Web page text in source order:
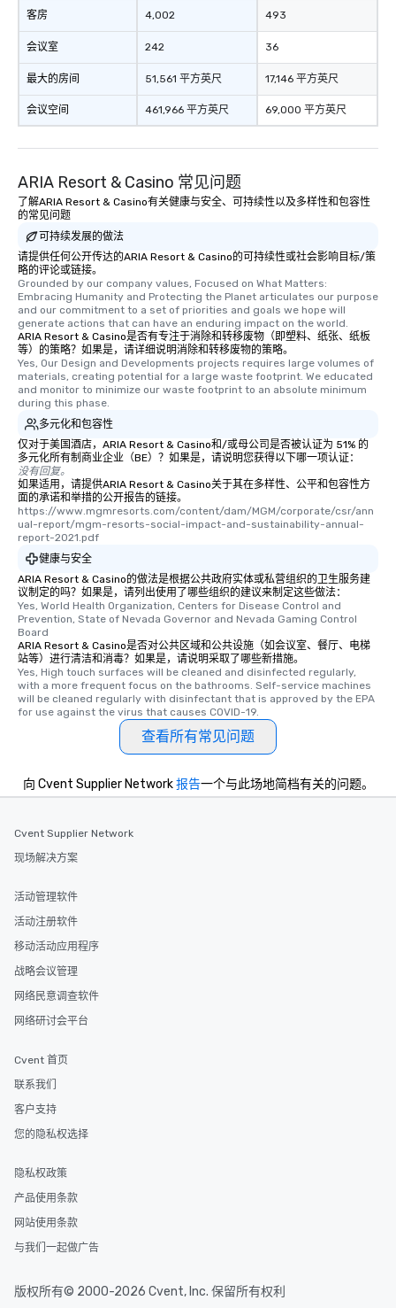
客房
会议室
最大的房间
会议空间
4,002
242
51,561 平方英尺
461,966 平方英尺
493
36
17,146 平方英尺
69,000 平方英尺
ARIA Resort & Casino 常见问题
了解ARIA Resort & Casino有关健康与安全、可持续性以及多样性和包容性
的常见问题
可持续发展的做法
请提供任何公开传达的ARIA Resort & Casino的可持续性或社会影响目标/策
略的评论或链接。
Grounded by our company values, Focused on What Matters:
Embracing Humanity and Protecting the Planet articulates our purpose
and our commitment to a set of priorities and goals we hope will
generate actions that can have an enduring impact on the world.
ARIA Resort & Casino是否有专注于消除和转移废物（即塑料、纸张、纸板
等）的策略？如果是，请详细说明消除和转移废物的策略。
Yes, Our Design and Developments projects requires large volumes of
materials, creating potential for a large waste footprint. We educated
and monitor to minimize our waste footprint to an absolute minimum
during this phase.
多元化和包容性
仅对于美国酒店，ARIA Resort & Casino和/或母公司是否被认证为 51% 的
多元化所有制商业企业（BE）？如果是，请说明您获得以下哪一项认证：
没有回复。
如果适用，请提供ARIA Resort & Casino关于其在多样性、公平和包容性方
面的承诺和举措的公开报告的链接。
https://www.mgmresorts.com/content/dam/MGM/corporate/csr/ann
ual-report/mgm-resorts-social-impact-and-sustainability-annual-
report-2021.pdf
健康与安全
ARIA Resort & Casino的做法是根据公共政府实体或私营组织的卫生服务建
议制定的吗？如果是，请列出使用了哪些组织的建议来制定这些做法：
Yes, World Health Organization, Centers for Disease Control and
Prevention, State of Nevada Governor and Nevada Gaming Control
Board
ARIA Resort & Casino是否对公共区域和公共设施（如会议室、餐厅、电梯
站等）进行清洁和消毒？如果是，请说明采取了哪些新措施。
Yes, High touch surfaces will be cleaned and disinfected regularly,
with a more frequent focus on the bathrooms. Self-service machines
will be cleaned regularly with disinfectant that is approved by the EPA
for use against the virus that causes COVID-19.
查看所有常见问题
向 Cvent Supplier Network报告一个与此场地简档有关的问题。
Cvent Supplier Network
现场解决方案
活动管理软件
活动注册软件
移动活动应用程序
战略会议管理
网络民意调查软件
网络研讨会平台
Cvent 首页
联系我们
客户支持
您的隐私权选择
隐私权政策
产品使用条款
网站使用条款
与我们一起做广告
版权所有© 2000-2026 Cvent, Inc. 保留所有权利